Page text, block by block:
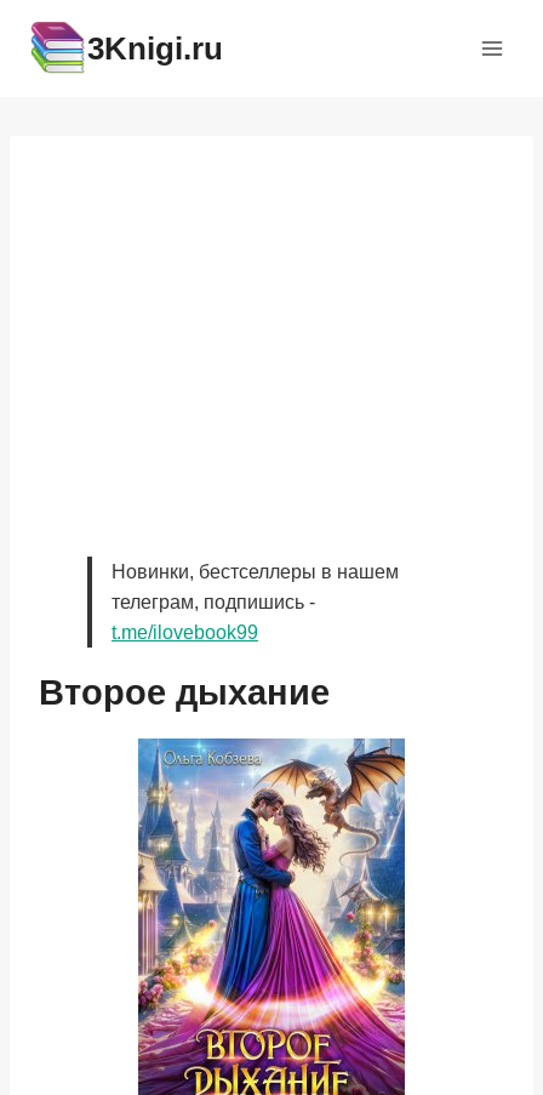
содержимому
3Knigi.ru
Новинки, бестселлеры в нашем
телеграм, подпишись -
t.me/ilovebook99
Второе дыхание